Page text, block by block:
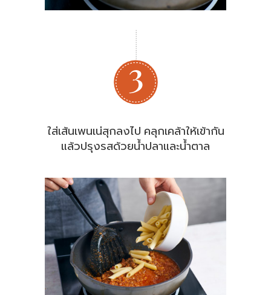
ใส่เส้นเพนเน่สุกลงไป คลุกเคล้าให้เข้ากัน
แล้วปรุงรสด้วยน้ำปลาและน้ำตาล